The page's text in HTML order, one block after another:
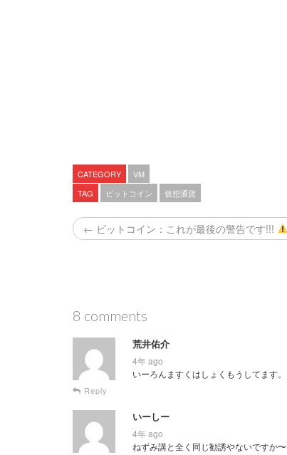
CATEGORY
VM
TAG
ビットコイン 仮想通貨
← ビットコイン：これが最後の警告です!!!
8 comments
荒井佑介
4年 ago
いーろんますくはしょくもうしてます。
Reply
いーしー
4年 ago
ねずみ講と全く同じ勧誘やないですか〜